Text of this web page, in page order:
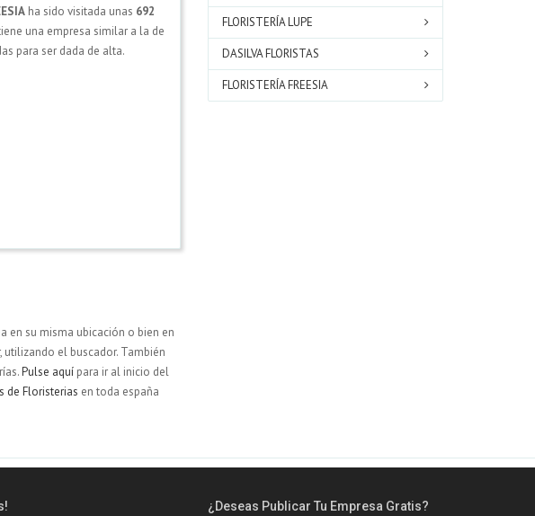
ha sido visitada unas 692
una empresa similar a la de
para ser dada de alta.
en su misma ubicación o bien en
utilizando el buscador. También
Pulse aquí para ir al inicio del
de Floristerias en toda españa
FLORISTERÍA LUPE
DASILVA FLORISTAS
FLORISTERÍA FREESIA
¿Deseas Publicar Tu Empresa Gratis?